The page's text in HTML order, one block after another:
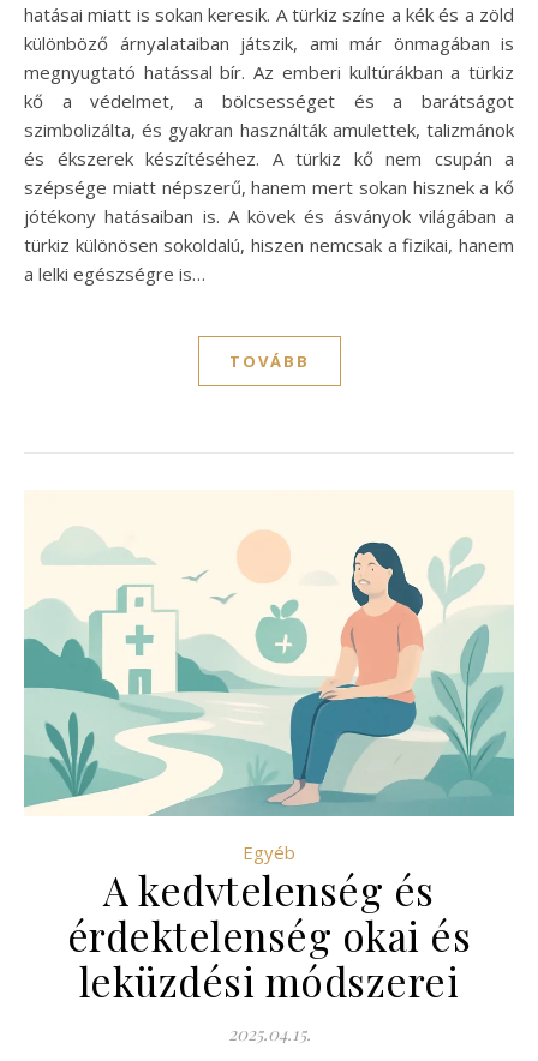
hatásai miatt is sokan keresik. A türkiz színe a kék és a zöld
különböző árnyalataiban játszik, ami már önmagában is
megnyugtató hatással bír. Az emberi kultúrákban a türkiz
kő a védelmet, a bölcsességet és a barátságot
szimbolizálta, és gyakran használták amulettek, talizmánok
és ékszerek készítéséhez. A türkiz kő nem csupán a
szépsége miatt népszerű, hanem mert sokan hisznek a kő
jótékony hatásaiban is. A kövek és ásványok világában a
türkiz különösen sokoldalú, hiszen nemcsak a fizikai, hanem
a lelki egészségre is…
TOVÁBB
Egyéb
A kedvtelenség és
érdektelenség okai és
leküzdési módszerei
2025.04.15.